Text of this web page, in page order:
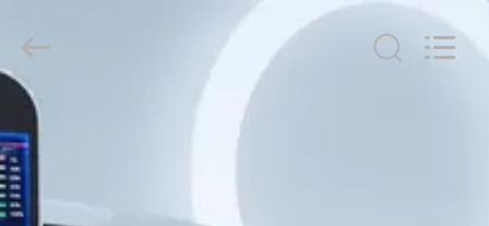
บ้าน
สินค้า
Uchi
Electronics
Co.,Ltd.
Rights
Reserved.